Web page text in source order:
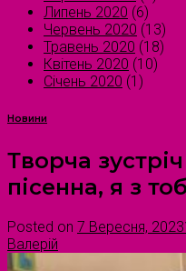
Липень 2020 (6)
Червень 2020 (13)
Травень 2020 (18)
Квітень 2020 (10)
Січень 2020 (1)
Новини
Творча
пісенна, я з
Posted on 7 Вересня, 2023
Валерій